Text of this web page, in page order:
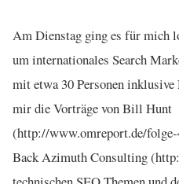
Am Dienstag ging es für mich
um internationales Search
mit etwa 30 Personen inklusive
mir die Vorträge von Bill Hunt
(http://www.omreport.de/
Back Azimuth Consulting